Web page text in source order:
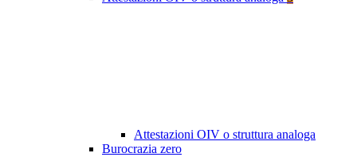
Attestazioni OIV o struttura analoga
Burocrazia zero